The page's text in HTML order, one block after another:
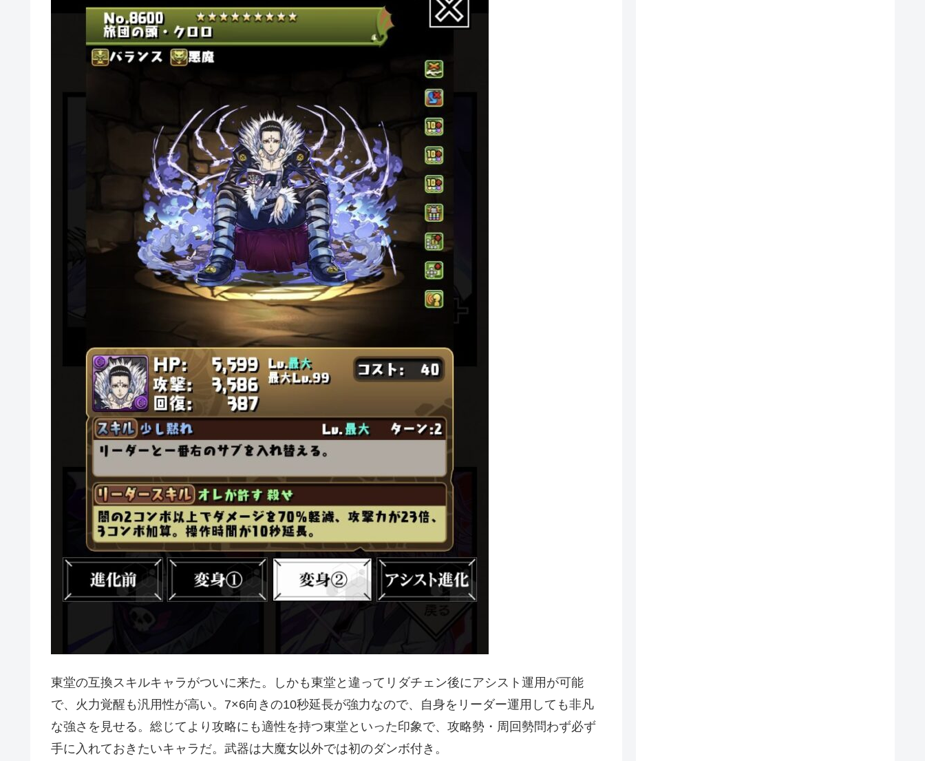
東堂の互換スキルキャラがついに来た。しかも東堂と違ってリダチェン後にアシスト運用が可能
で、火力覚醒も汎用性が高い。7×6向きの10秒延長が強力なので、自身をリーダー運用しても非凡
な強さを見せる。総じてより攻略にも適性を持つ東堂といった印象で、攻略勢・周回勢問わず必ず
手に入れておきたいキャラだ。武器は大魔女以外では初のダンボ付き。